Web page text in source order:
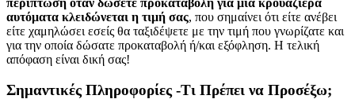
αυτόματα κλειδώνεται η τιμή σας, που σημαίνει ότι είτε ανέβει
είτε χαμηλώσει εσείς θα ταξιδέψετε με την τιμή που γνωρίζατε και
για την οποία δώσατε προκαταβολή ή/και εξόφληση. Η τελική
απόφαση είναι δική σας!
Σημαντικές Πληροφορίες -Τι Πρέπει να Προσέξω;